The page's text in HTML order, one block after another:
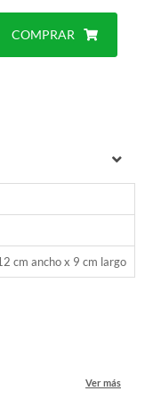
COMPRAR
cm ancho x 9 cm largo
Ver más